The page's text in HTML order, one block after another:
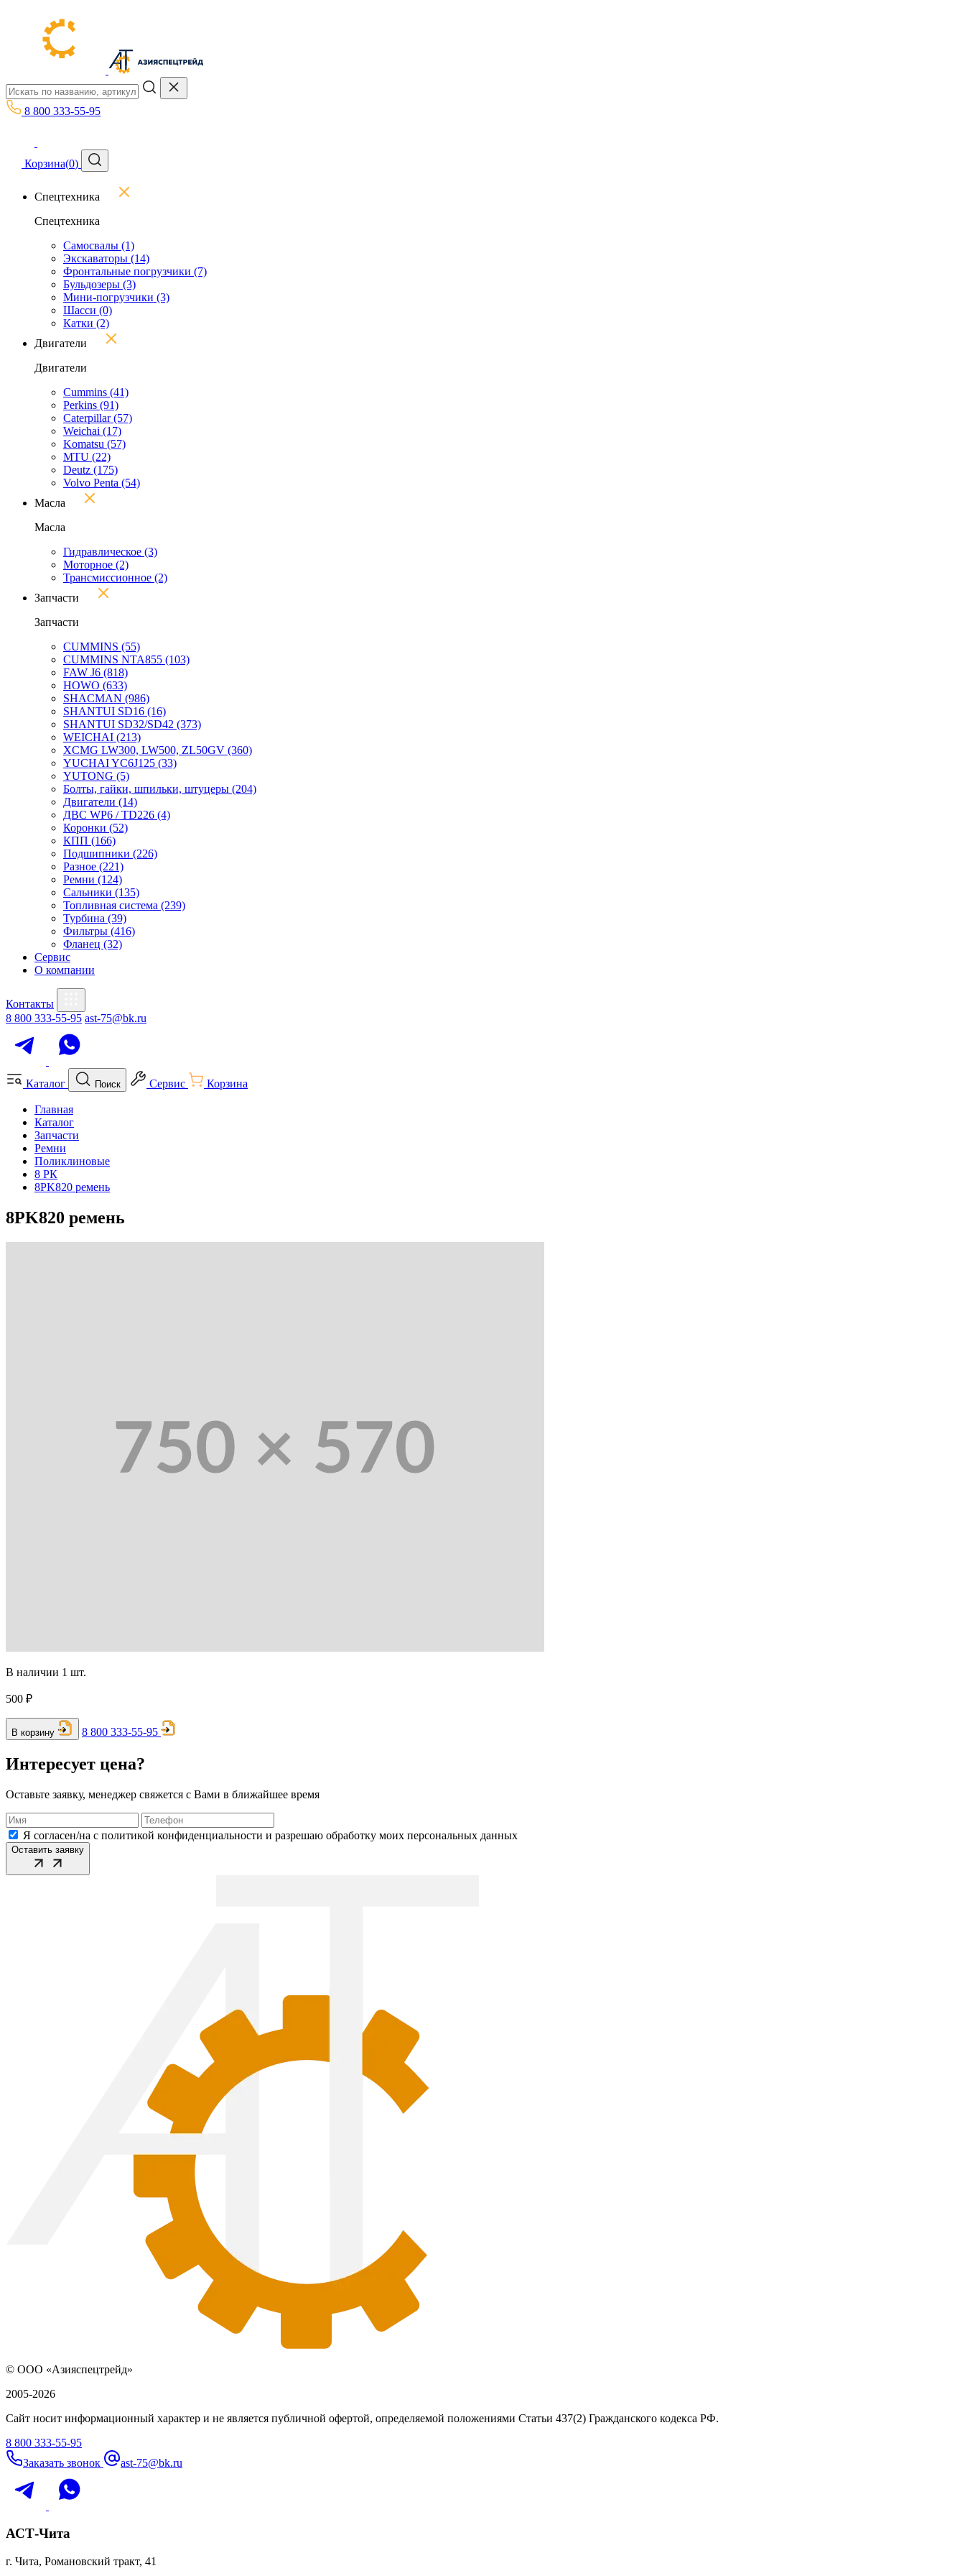
8 800 333-55-95
Корзина(0)
Спецтехника
Спецтехника
Самосвалы (1)
Экскаваторы (14)
Фронтальные погрузчики (7)
Бульдозеры (3)
Мини-погрузчики (3)
Шасси (0)
Катки (2)
Двигатели
Двигатели
Cummins (41)
Perkins (91)
Caterpillar(57)
Weichai (17)
Komatsu (57)
MTU (22)
Deutz (175)
Volvo Penta (54)
Масла
Масла
Гидравлическое (3)
Моторное (2)
Трансмиссионное (2)
Запчасти
Запчасти
CUMMINS (55)
CUMMINS NTA855 (103)
FAW J6 (818)
HOWO (633)
SHACMAN (986)
SHANTUI SD16 (16)
SHANTUI SD32/SD42 (373)
WEICHAI (213)
XCMG LW300, LW500, ZL50GV (360)
YUCHAI YC6J125 (33)
YUTONG (5)
Болты, гайки, шпильки, штуцеры (204)
Двигатели (14)
ДВС WP6 / TD226 (4)
Коронки (52)
КПП (166)
Подшипники (226)
Разное (221)
Ремни (124)
Сальники (135)
Топливная система (239)
Турбина (39)
Фильтры (416)
Фланец (32)
Сервис
О компании
Контакты
8 800 333-55-95 ast-75@bk.ru
Каталог Поиск Сервис Корзина
Главная
Каталог
Запчасти
Ремни
Поликлиновые
8 РК
8PK820 ремень
8PK820 ремень
В наличии 1 шт.
500 ₽
В корзину 8 800 333-55-95
Интересует цена?
Оставьте заявку, менеджер свяжется с Вами в ближайшее время
Я согласен/на с политикой конфиденциальности и разрешаю обработку моих персональных данных
Оставить заявку
© ООО «Азияспецтрейд»
2005-2026
Сайт носит информационный характер и не является публичной офертой, определяемой положениями Статьи 437(2) Гражданского кодекса РФ.
8 800 333-55-95
Заказать звонок
ast-75@bk.ru
АСТ-Чита
г. Чита, Романовский тракт, 41